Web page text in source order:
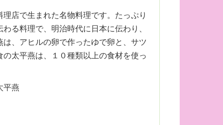
店で生まれた名物料理です。たっぷり
る料理で、明治時代に日本に伝わり、
、アヒルの卵で作ったゆで卵と、サツ
太平燕は、１０種類以上の食材を使っ
燕